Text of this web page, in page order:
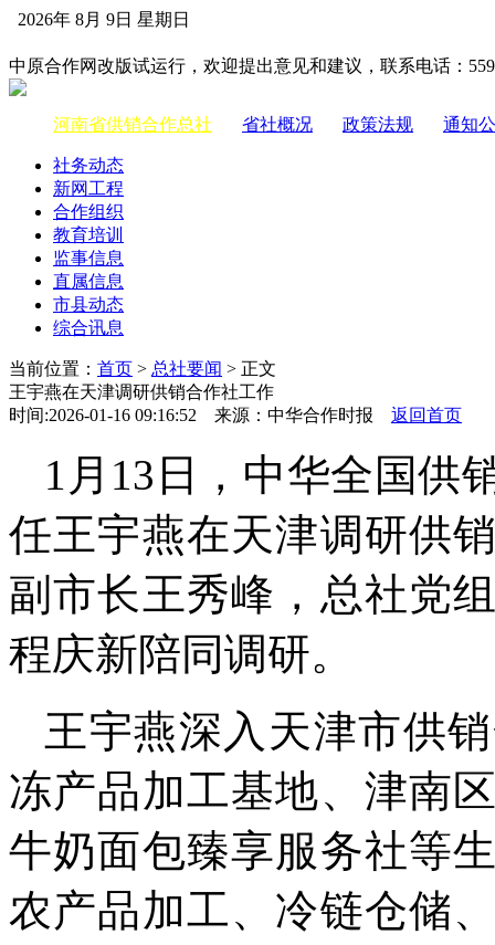
2026年 8月 9日 星期日
中原合作网改版试运行，欢迎提出意见和建议，联系电话：
河南省供销合作总社 省社概况 政策法规 通知
社务动态
新网工程
合作组织
教育培训
监事信息
直属信息
市县动态
综合讯息
当前位置： 首页 > 总社要闻 > 正文
王宇燕在天津调研供销合作社工作
时间:2026-01-16 09:16:52 来源：中华合作时报 返回首页
1月13日，中华全国供
任王宇燕在天津调研供
副市长王秀峰，总社党
程庆新陪同调研。
王宇燕深入天津市供
冻产品加工基地、津南
牛奶面包臻享服务社等
农产品加工、冷链仓储